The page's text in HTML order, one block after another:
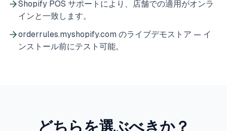
Shopify POS サポートにより、店舗での適用がオンラ
インと一致します。
orderrules.myshopify.com のライブデモストア — イ
ンストール前にテスト可能。
どちらを選ぶべきか？